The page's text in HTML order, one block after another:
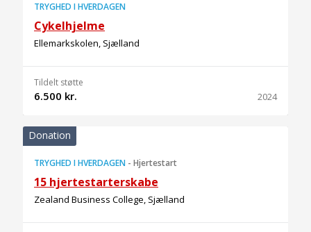
TRYGHED I HVERDAGEN
Cykelhjelme
Ellemarkskolen, Sjælland
Tildelt støtte
6.500 kr. 2024
Donation
TRYGHED I HVERDAGEN - Hjertestart
15 hjertestarterskabe
Zealand Business College, Sjælland